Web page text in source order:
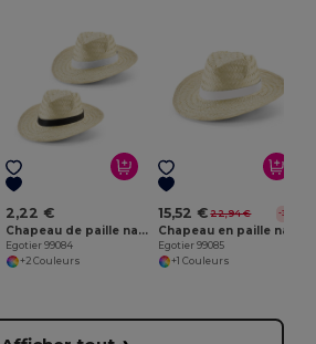
2,22 €
Chapeau de paille naturelle avec bande en polyester
Egotier 99084
+2 Couleurs
15,52 € 22,94 € -32%
Egotier 99085
+1 Couleurs